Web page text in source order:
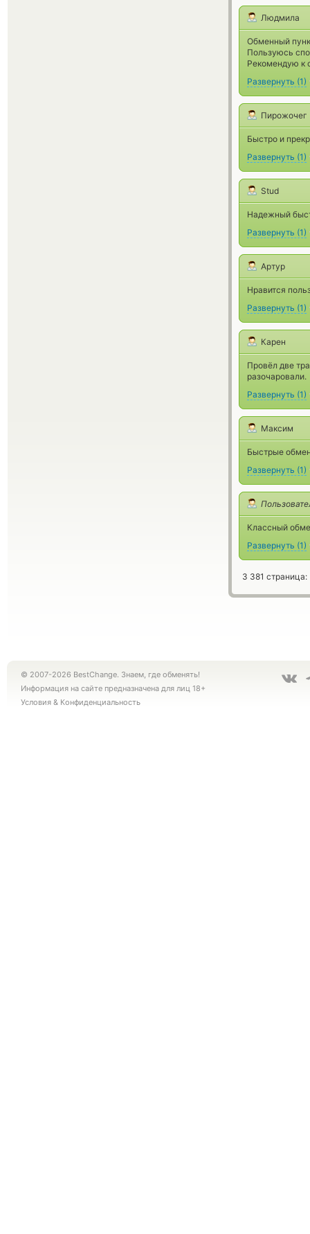
Людмила
Обменный
Пользуюсь
Рекомендую к
Развернуть (1)
Пирожочег
Быстро и
Развернуть (1)
Stud
Надежный
Развернуть (1)
Артур
Нравится
Развернуть (1)
Карен
Провёл две
разочаровали.
Развернуть (1)
Максим
Быстрые
Развернуть (1)
Классный
Развернуть (1)
3 381 страница:
© 2007-2026 BestChange. Знаем, где обменять!
Информация на сайте предназначена для лиц 18+
Условия & Конфиденциальность